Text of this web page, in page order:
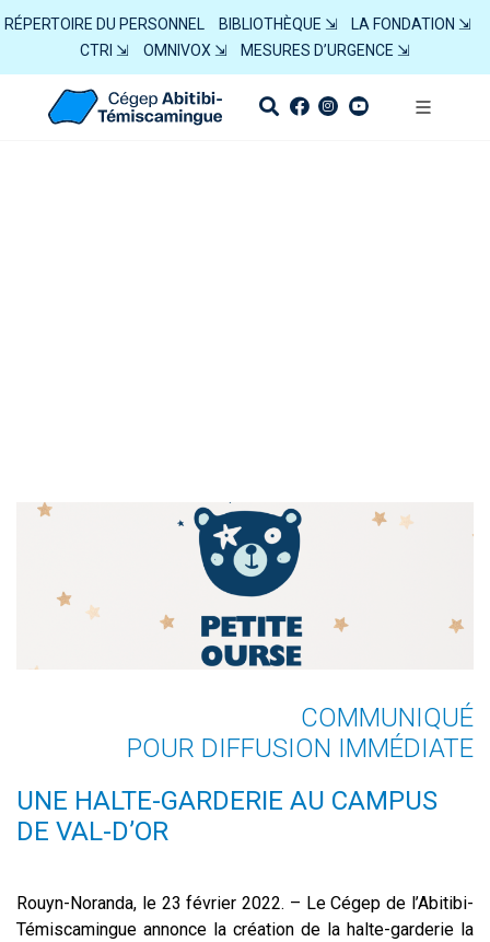
RÉPERTOIRE DU PERSONNEL BIBLIOTHÈQUE ⇲
LA FONDATION ⇲
CTRI ⇲
OMNIVOX ⇲ MESURES D’URGENCE ⇲
COMMUNIQUÉ
POUR DIFFUSION IMMÉDIATE
UNE HALTE-GARDERIE AU CAMPUS
DE VAL-D’OR
Rouyn-Noranda, le 23 février 2022. – Le Cégep de l’Abitibi-
Témiscamingue annonce la création de la halte-garderie la